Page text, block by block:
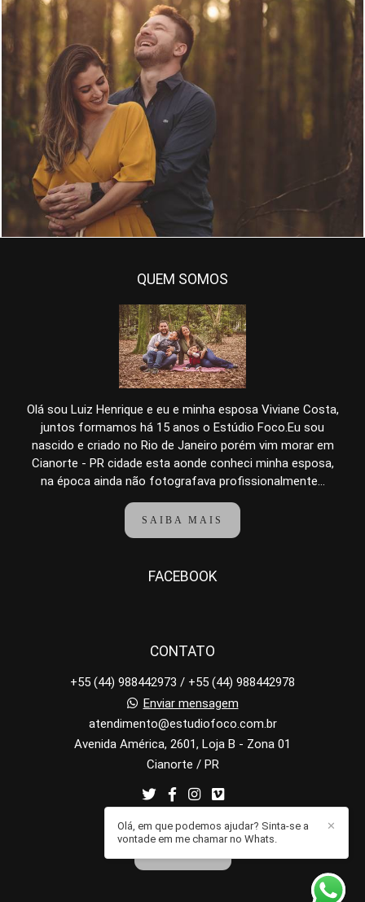
3866
QUEM SOMOS
Olá sou Luiz Henrique e eu e minha esposa Viviane Costa,
juntos formamos há 15 anos o Estúdio Foco.Eu sou
nascido e criado no Rio de Janeiro porém vim morar em
Cianorte - PR cidade esta aonde conheci minha esposa,
na época ainda não fotografava profissionalmente...
SAIBA MAIS
FACEBOOK
CONTATO
+55 (44) 988442973 / +55 (44) 988442978
Enviar mensagem
atendimento@estudiofoco.com.br
Avenida América, 2601, Loja B - Zona 01
Cianorte / PR
✕
Olá, em que podemos ajudar? Sinta-se a
vontade em me chamar no Whats.